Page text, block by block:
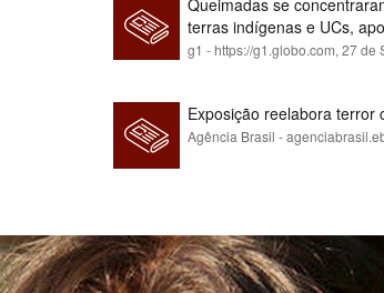
terras indígenas e UCs,
g1 - https://g1.globo.com, 27 de
Exposição reelabora terror
Agência Brasil -